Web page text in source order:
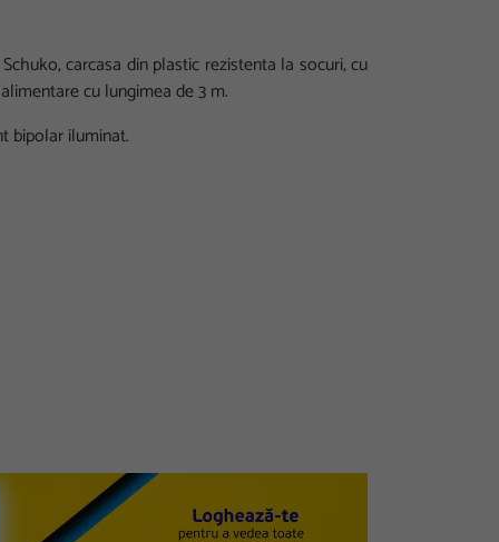
carcasa din plastic rezistenta la socuri, cu
cu lungimea de 3 m.
bipolar iluminat.